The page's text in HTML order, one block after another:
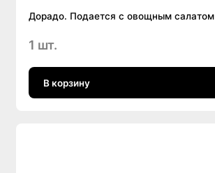
Дорадо. Подается с овощным салатом
1 шт.
В корзину